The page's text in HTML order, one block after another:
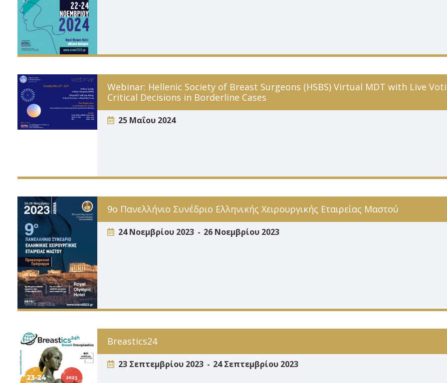
Webinar: Hellenic Society of Breast Surgeons (HSBS) Virtual MDT with Live
Critical Decisions in Borderline Cases
25 Μαΐου 2024
9ο Πανελλήνιο Συνέδριο Ελληνικής Χειρουργικής Εταιρείας Μαστού
24 Νοεμβρίου 2023 26 Νοεμβρίου 2023
Breastics24
23 Σεπτεμβρίου 2023 24 Σεπτεμβρίου 2023